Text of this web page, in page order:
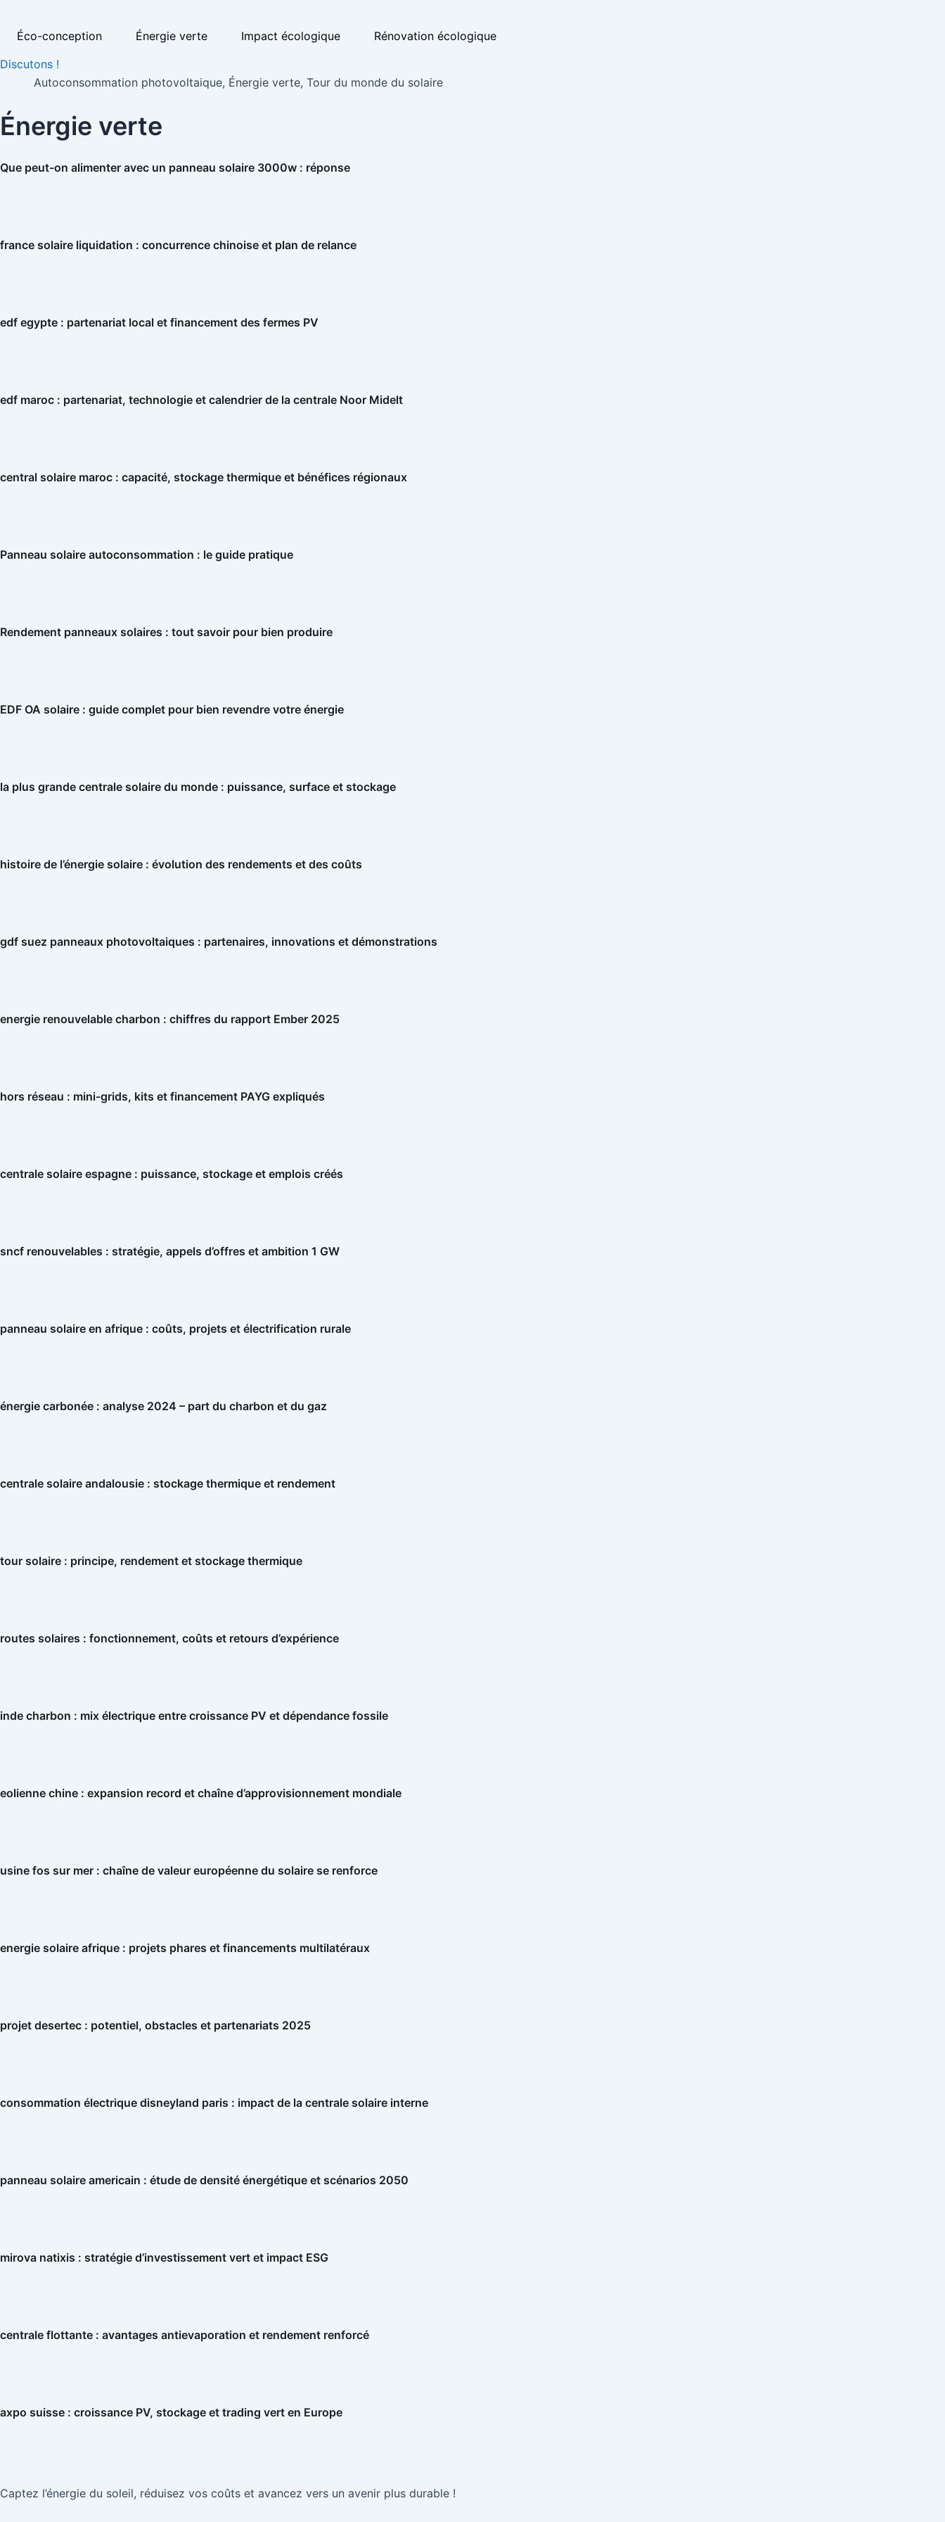
Éco-conception Énergie verte Impact écologique
Rénovation écologique
Discutons !
Autoconsommation photovoltaique, Énergie verte, Tour du monde du solaire
Énergie verte
Que peut-on alimenter avec un panneau solaire 3000w : réponse
france solaire liquidation : concurrence chinoise et plan de relance
edf egypte : partenariat local et financement des fermes PV
edf maroc : partenariat, technologie et calendrier de la centrale Noor Midelt
central solaire maroc : capacité, stockage thermique et bénéfices régionaux
Panneau solaire autoconsommation : le guide pratique
Rendement panneaux solaires : tout savoir pour bien produire
EDF OA solaire : guide complet pour bien revendre votre énergie
la plus grande centrale solaire du monde : puissance, surface et stockage
histoire de l’énergie solaire : évolution des rendements et des coûts
gdf suez panneaux photovoltaiques : partenaires, innovations et démonstrations
energie renouvelable charbon : chiffres du rapport Ember 2025
hors réseau : mini-grids, kits et financement PAYG expliqués
centrale solaire espagne : puissance, stockage et emplois créés
sncf renouvelables : stratégie, appels d’offres et ambition 1 GW
panneau solaire en afrique : coûts, projets et électrification rurale
énergie carbonée : analyse 2024 – part du charbon et du gaz
centrale solaire andalousie : stockage thermique et rendement
tour solaire : principe, rendement et stockage thermique
routes solaires : fonctionnement, coûts et retours d’expérience
inde charbon : mix électrique entre croissance PV et dépendance fossile
eolienne chine : expansion record et chaîne d’approvisionnement mondiale
usine fos sur mer : chaîne de valeur européenne du solaire se renforce
energie solaire afrique : projets phares et financements multilatéraux
projet desertec : potentiel, obstacles et partenariats 2025
consommation électrique disneyland paris : impact de la centrale solaire interne
panneau solaire americain : étude de densité énergétique et scénarios 2050
mirova natixis : stratégie d’investissement vert et impact ESG
centrale flottante : avantages antievaporation et rendement renforcé
axpo suisse : croissance PV, stockage et trading vert en Europe
Captez l’énergie du soleil, réduisez vos coûts et avancez vers un avenir plus durable !